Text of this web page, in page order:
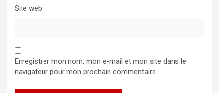
Site web
Enregistrer mon nom, mon e-mail et mon site dans le
navigateur pour mon prochain commentaire.